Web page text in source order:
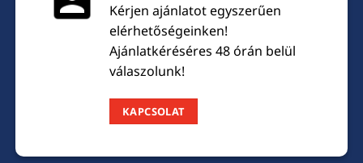
Kérjen ajánlatot egyszerűen
elérhetőségeinken!
Ajánlatkéréséres 48 órán belül
válaszolunk!
KAPCSOLAT